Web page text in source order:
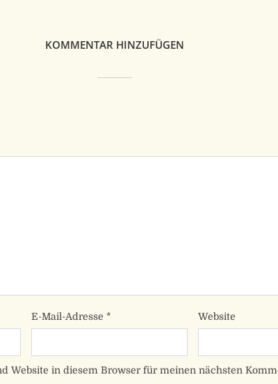
KOMMENTAR HINZUFÜGEN
E-Mail-Adresse * Website
Website in diesem Browser für meinen nächsten